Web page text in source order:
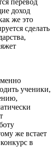
доход
же это
сделать
ученики,
же встает
в